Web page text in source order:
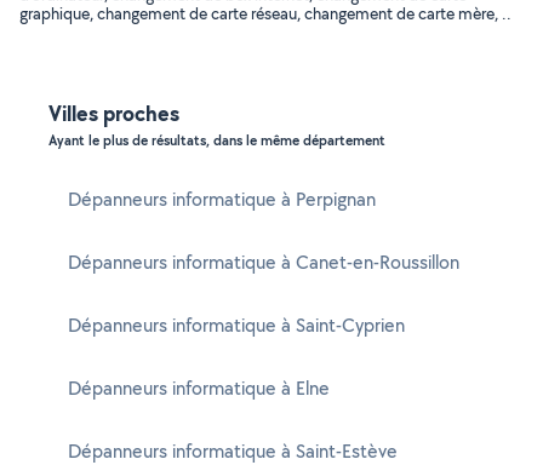
graphique, changement de carte réseau, changement de carte mère, ..
Villes proches
Ayant le plus de résultats, dans le même département
Dépanneurs informatique à Perpignan
Dépanneurs informatique à Canet-en-Roussillon
Dépanneurs informatique à Saint-Cyprien
Dépanneurs informatique à Elne
Dépanneurs informatique à Saint-Estève